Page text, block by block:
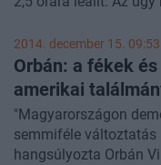
2014. december 15.
Orbán: a fékek
amerikai
"Magyarországon
semmiféle változtatás
hangsúlyozta Orbán